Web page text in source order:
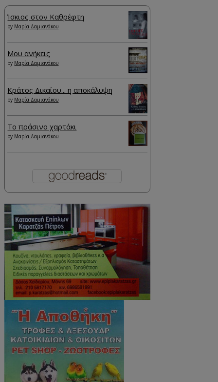
Ίσκιος στον Καθρέφτη
by Μαρία Δαμιανάκου
Μου ανήκεις
by Μαρία Δαμιανάκου
Κράτος Δικαίου... η αποκάλυψη
by Μαρία Δαμιανάκου
Το πράσινο χαρτάκι
by Μαρία Δαμιανάκου